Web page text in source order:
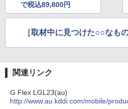
で税込89,800円
［取材中に見つけた○○なも
関連リンク
G Flex LGL23(au)
http://www.au.kddi.com/mobile/